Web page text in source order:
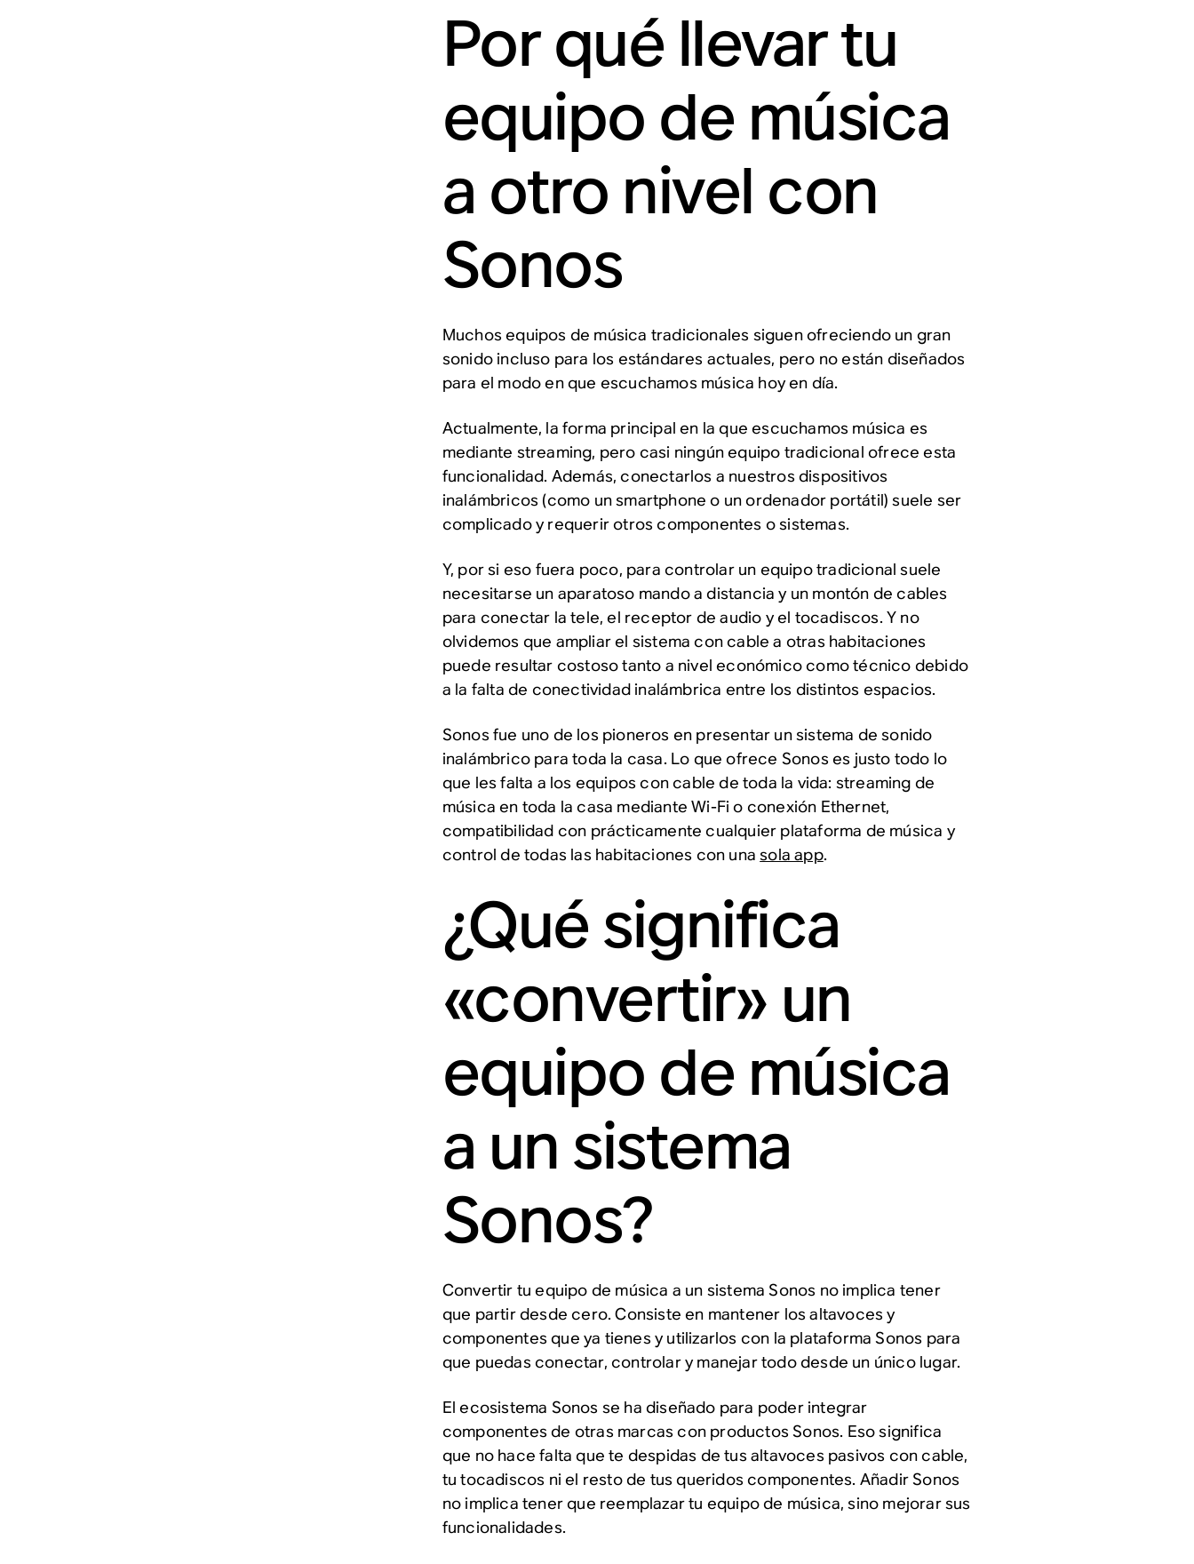
Por qué llevar tu
equipo de música
a otro nivel con
Sonos
Muchos equipos de música tradicionales siguen ofreciendo un gran
sonido incluso para los estándares actuales, pero no están diseñados
para el modo en que escuchamos música hoy en día.
Actualmente, la forma principal en la que escuchamos música es
mediante streaming, pero casi ningún equipo tradicional ofrece esta
funcionalidad. Además, conectarlos a nuestros dispositivos
inalámbricos (como un smartphone o un ordenador portátil) suele ser
complicado y requerir otros componentes o sistemas.
Y, por si eso fuera poco, para controlar un equipo tradicional suele
necesitarse un aparatoso mando a distancia y un montón de cables
para conectar la tele, el receptor de audio y el tocadiscos. Y no
olvidemos que ampliar el sistema con cable a otras habitaciones
puede resultar costoso tanto a nivel económico como técnico debido
a la falta de conectividad inalámbrica entre los distintos espacios.
Sonos fue uno de los pioneros en presentar un sistema de sonido
inalámbrico para toda la casa. Lo que ofrece Sonos es justo todo lo
que les falta a los equipos con cable de toda la vida: streaming de
música en toda la casa mediante Wi-Fi o conexión Ethernet,
compatibilidad con prácticamente cualquier plataforma de música y
control de todas las habitaciones con unasola app.
¿Qué significa
«convertir» un
equipo de música
a un sistema
Sonos?
Convertir tu equipo de música a un sistema Sonos no implica tener
que partir desde cero. Consiste en mantener los altavoces y
componentes que ya tienes y utilizarlos con la plataforma Sonos para
que puedas conectar, controlar y manejar todo desde un único lugar.
El ecosistema Sonos se ha diseñado para poder integrar
componentes de otras marcas con productos Sonos. Eso significa
que no hace falta que te despidas de tus altavoces pasivos con cable,
tu tocadiscos ni el resto de tus queridos componentes. Añadir Sonos
no implica tener que reemplazar tu equipo de música, sino mejorar sus
funcionalidades.